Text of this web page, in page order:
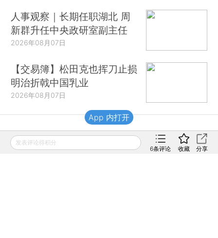
人事观察｜长期任职湖北 周
新群升任中央政研室副主任
2026年08月07日
【交易簿】松田克也挥刀止损
明治折戟中国乳业
2026年08月07日
财新移动
发表评论得积分
6条评论 收藏 分享
App 内打开